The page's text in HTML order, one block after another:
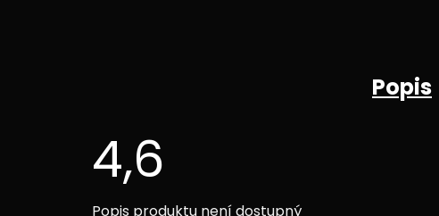
Popis
4,6
Průměrné
Popis produktu není dostupný